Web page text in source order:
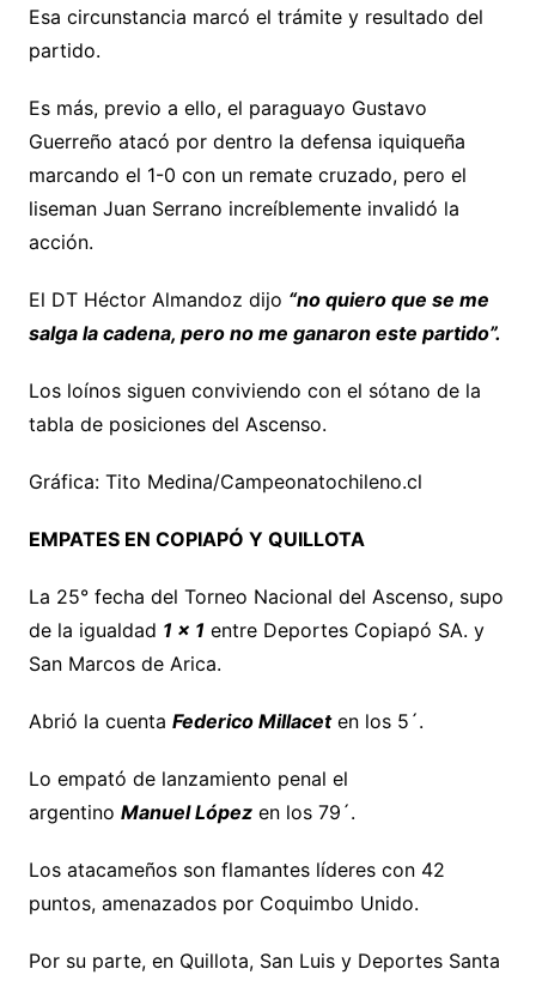
Esa circunstancia marcó el trámite y resultado del
partido.
Es más, previo a ello, el paraguayo Gustavo
Guerreño atacó por dentro la defensa iquiqueña
marcando el 1-0 con un remate cruzado, pero el
liseman Juan Serrano increíblemente invalidó la
acción.
El DT Héctor Almandoz dijo “no quiero que se me
salga la cadena, pero no me ganaron este partido”.
Los loínos siguen conviviendo con el sótano de la
tabla de posiciones del Ascenso.
Gráfica: Tito Medina/Campeonatochileno.cl
EMPATES EN COPIAPÓ Y QUILLOTA
La 25° fecha del Torneo Nacional del Ascenso, supo
de la igualdad 1 x 1entre Deportes Copiapó SA. y
San Marcos de Arica.
Abrió la cuenta Federico Millaceten los 5´.
Lo empató de lanzamiento penal el
argentino Manuel López en los 79´.
Los atacameños son flamantes líderes con 42
puntos, amenazados por Coquimbo Unido.
Por su parte, en Quillota, San Luis y Deportes Santa